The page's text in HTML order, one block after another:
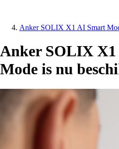
Anker SOLIX X1 AI Smart
Anker SOLIX
Mode is nu